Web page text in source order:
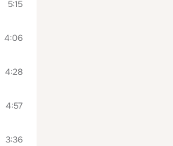
5:15
4:06
4:28
4:57
3:36